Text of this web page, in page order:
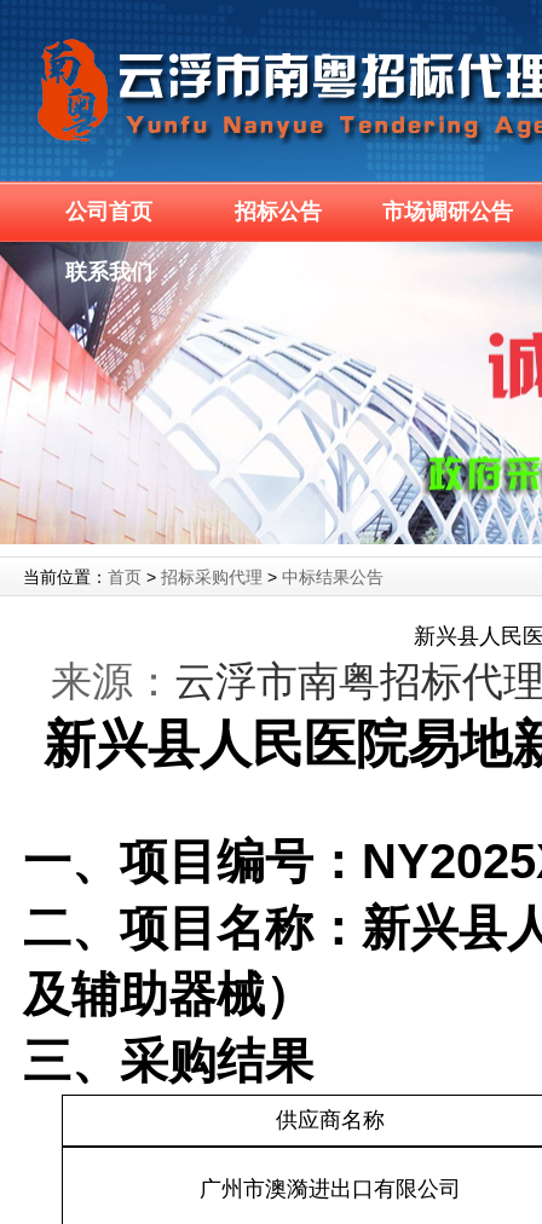
公司首页 招标公告 市场调研公告
联系我们
当前位置： 首页 > 招标采购代理 > 中标结果公告
新兴县人民
来源： 云浮市南粤招标代
新兴县人民医院易地
一、项目编号：
二、项目名称：新兴县
及辅助器械）
三、采购结果
供应商名称
广州市澳漪进出口有限公司